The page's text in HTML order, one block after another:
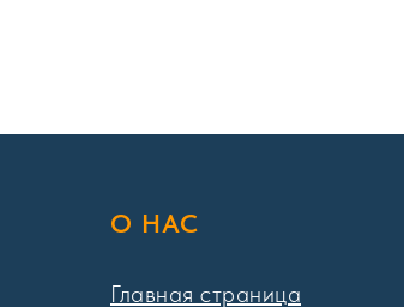
О НАС
Главная страница